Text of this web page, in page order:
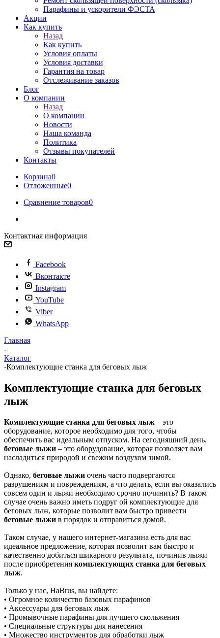
Парафины и ускорители ФЭСТА
Акции
Как купить
Назад
Как купить
Условия оплаты
Условия доставки
Гарантия на товар
Отслеживание заказов
Блог
О компании
Назад
О компании
Новости
Наша команда
Политика
Отзывы покупателей
Контакты
Корзина0
Отложенные0
Сравнение товаров0
Контактная информация
Facebook
Вконтакте
Instagram
YouTube
Viber
WhatsApp
Главная
-
Каталог
-Комплектующие станка для беговых лыж
Комплектующие станка для беговых
лыж
Комплектующие станка для беговых лыж – это
оборудование, которое необходимо для того, чтобы
обеспечить вас идеальным отпуском. На сегодняшний день,
беговые лыжи – это оборудование, которая позволяет вам
насладиться природой и свежим воздухом зимой.
Однако, беговые лыжи очень часто подвергаются
разрушениям и повреждениям, а что делать, если вы оказались
совсем один и лыжи необходимо срочно починить? В таком
случае очень важно иметь подруг ой комплектующие для
беговых лыж, которые позволит вам быстро привести
беговые лыжи в порядок и отправиться домой.
Таком случае, у нашего интернет-магазина есть для вас
идеальное предложение, которая позволит вам быстро и
качественно добиться шикарного результата, починив лыжи
после приобретения комплектующих станка для беговых
лыж.
Только у нас, HaBrus, вы найдете:
• Огромное количество базовых парафинов
• Аксессуары для беговых лыж
• Промывочные парафины для лучшего скольжения
• Специальные структуры для нанесения
• Множество инструментов для обработки лыж